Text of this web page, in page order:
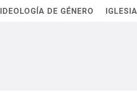
IDEOLOGÍA DE GÉNERO IGLESIA